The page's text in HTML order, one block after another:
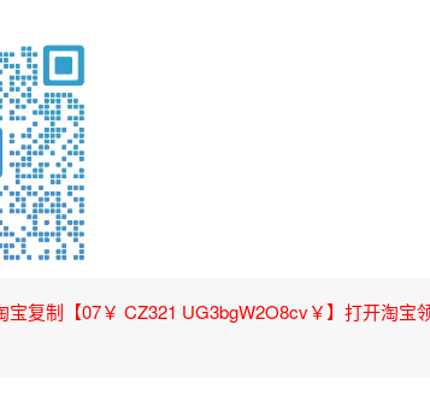
复制【07￥ CZ321 UG3bgW2O8cv￥】打开淘宝